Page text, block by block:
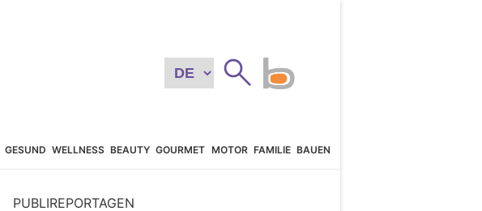
GESUND WELLNESS BEAUTY GOURMET MOTOR FAMILIE BAUEN
PUBLIREPORTAGEN